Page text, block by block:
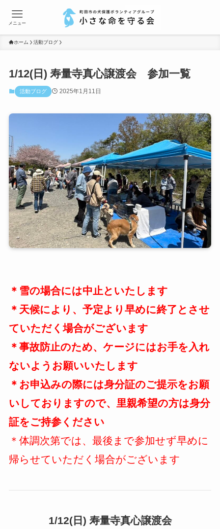
メニュー
ホーム 活動ブログ
1/12(日) 寿量寺真心譲渡会 参加一覧
活動ブログ 2025年1月11日
＊雪の場合には中止といたします
＊天候により、予定より早めに終了とさせ
ていただく場合がございます
＊事故防止のため、ケージにはお手を入れ
ないようお願いいたします
＊お申込みの際には身分証のご提示をお願
いしておりますので、里親希望の方は身分
証をご持参ください
＊体調次第では、最後まで参加せず早めに
帰らせていただく場合がございます
1/12(日) 寿量寺真心譲渡会